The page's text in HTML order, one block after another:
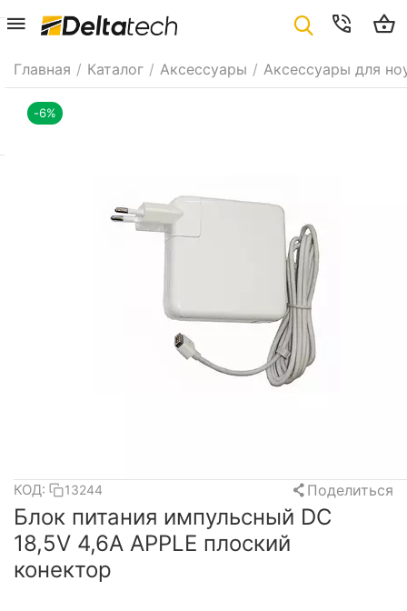
Главная / Каталог / Аксессуары / Аксессуары для
-6%
КОД: 13244 Поделиться
Блок питания импульсный DC
18,5V 4,6A APPLE плоский
конектор